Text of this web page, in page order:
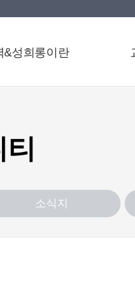
&성희롱이란
티
소식지